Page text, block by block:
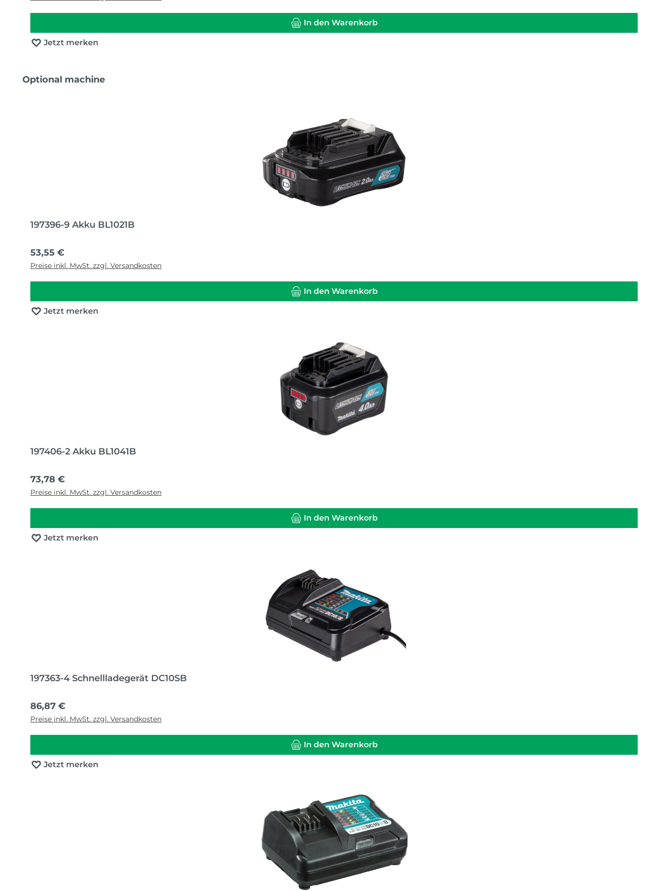
In den Warenkorb
Jetzt merken
Produktgalerie überspringen
Optional machine
197396-9 Akku BL1021B
Regulärer Preis:
53,55 €
Preise inkl. MwSt. zzgl. Versandkosten
In den Warenkorb
Jetzt merken
197406-2 Akku BL1041B
Regulärer Preis:
73,78 €
Preise inkl. MwSt. zzgl. Versandkosten
In den Warenkorb
Jetzt merken
197363-4 Schnellladegerät DC10SB
Regulärer Preis:
86,87 €
Preise inkl. MwSt. zzgl. Versandkosten
In den Warenkorb
Jetzt merken